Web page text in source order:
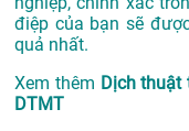
điệp của bạn sẽ
quả nhất.
Xem thêm Dịch
DTMT